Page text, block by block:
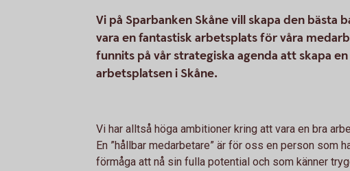
Vi på Sparbanken Skåne vill skapa den bästa
vara en fantastisk arbetsplats för våra
funnits på vår strategiska agenda att skapa
arbetsplatsen i Skåne.
Vi har alltså höga ambitioner kring att vara en bra
En ”hållbar medarbetare” är för oss en person som
förmåga att nå sin fulla potential och som känner